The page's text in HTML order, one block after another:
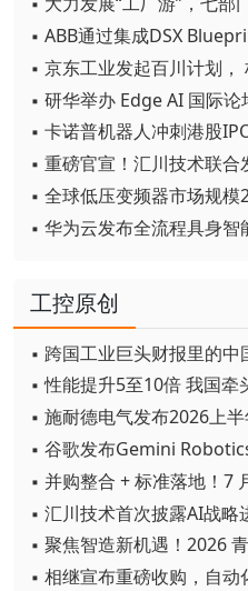
▪ 京东工业发起百川计划
▪ 研华举办 Edge AI 国际论
▪ 卡诺普机器人冲刺港股
▪ 全球低压变频器市场规
▪ 华为云发布全流程具身
工控原创
▪ 跨国工业巨头财报里的中
▪ 并购整合 + 标准落地！7